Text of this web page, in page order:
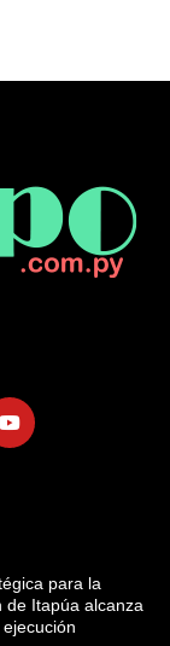
para la
de Itapúa alcanza